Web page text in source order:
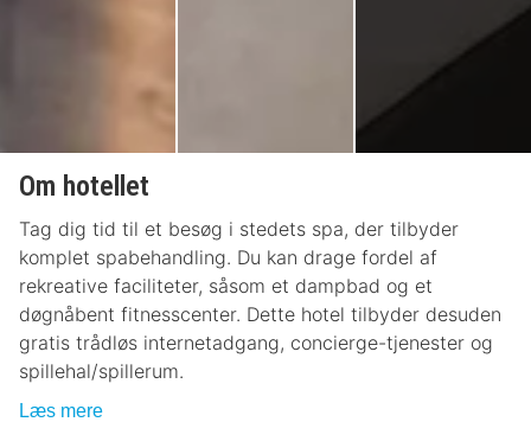
Om hotellet
Tag dig tid til et besøg i stedets spa, der tilbyder
komplet spabehandling. Du kan drage fordel af
rekreative faciliteter, såsom et dampbad og et
døgnåbent fitnesscenter. Dette hotel tilbyder desuden
gratis trådløs internetadgang, concierge-tjenester og
spillehal/spillerum.
Læs mere